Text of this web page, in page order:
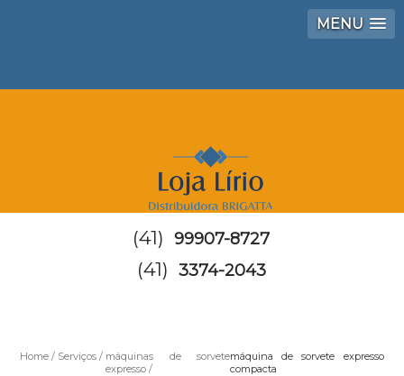
MENU
(41) 99907-8727
(41) 3374-2043
Home Serviços
máquinas de sorvete
expresso
máquina de sorvete expresso
compacta